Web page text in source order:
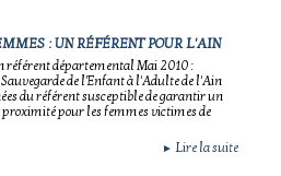
: UN RÉFÉRENT POUR L'AIN
référent départemental Mai 2010 :
de l'Enfant à l'Adulte de l'Ain
du référent susceptible de garantir un
pour les femmes victimes de
► Lire la suite